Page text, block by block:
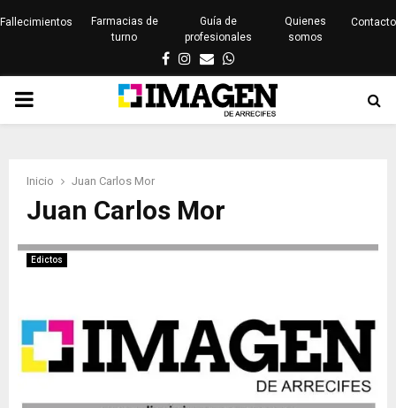
Fallecimientos
Farmacias de
turno
Guía de
profesionales
Quienes
somos
Contacto
Facebook
Instagram
EmailWhatsapp
PRIMARY
Inicio Juan Carlos Mor
Juan Carlos Mor
Edictos